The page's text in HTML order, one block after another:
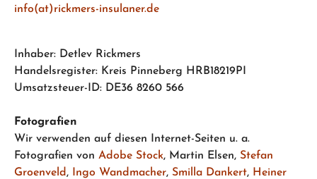
info(at)rickmers-insulaner.de
Inhaber: Detlev Rickmers
Handelsregister: Kreis Pinneberg HRB18219PI
Umsatzsteuer-ID: DE36 8260 566
Fotografien
Wir verwenden auf diesen Internet-Seiten u. a.
Fotografien von Adobe Stock, Martin Elsen, Stefan
Groenveld, Ingo Wandmacher, Smilla Dankert, Heiner